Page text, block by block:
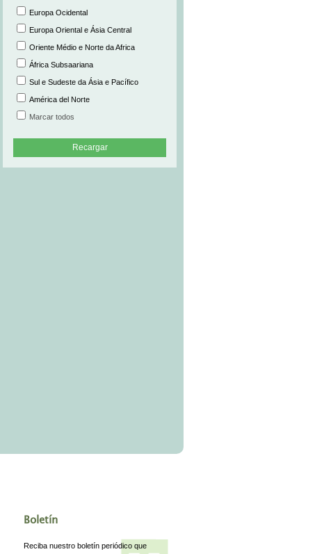
Europa Ocidental
Europa Oriental e Ásia Central
Oriente Médio e Norte da Africa
África Subsaariana
Sul e Sudeste da Ásia e Pacífico
América del Norte
Marcar todos
Recargar
Boletín
Reciba nuestro boletín periódico que